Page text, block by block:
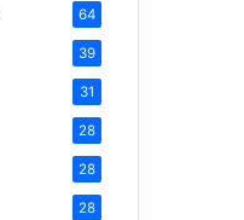
64
39
31
28
28
28